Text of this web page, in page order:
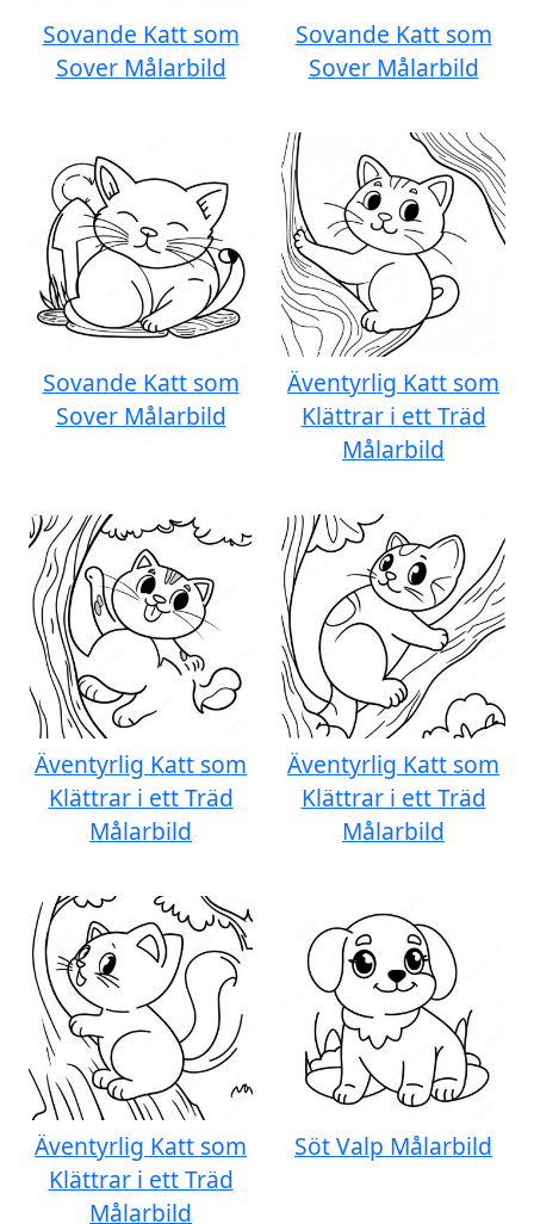
Sovande Katt som
Sover Målarbild
Sovande Katt som
Sover Målarbild
Sovande Katt som
Sover Målarbild
Äventyrlig Katt som
Klättrar i ett Träd
Målarbild
Äventyrlig Katt som
Klättrar i ett Träd
Målarbild
Äventyrlig Katt som
Klättrar i ett Träd
Målarbild
Äventyrlig Katt som
Klättrar i ett Träd
Målarbild
Söt Valp Målarbild